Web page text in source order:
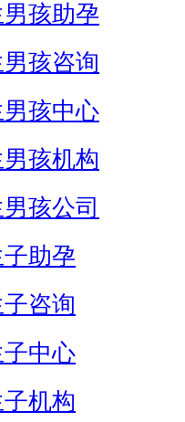
孩助孕
孩咨询
孩中心
孩机构
孩公司
助孕
咨询
中心
机构